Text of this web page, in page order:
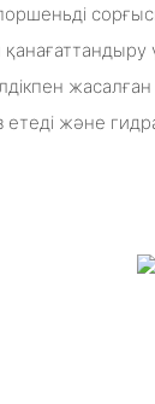
етеді және